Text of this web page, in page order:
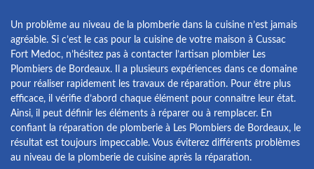
Un problème au niveau de la plomberie dans la cuisine n’est jamais
agréable. Si c’est le cas pour la cuisine de votre maison à Cussac
Fort Medoc, n’hésitez pas à contacter l’artisan plombier Les
Plombiers de Bordeaux. Il a plusieurs expériences dans ce domaine
pour réaliser rapidement les travaux de réparation. Pour être plus
efficace, il vérifie d’abord chaque élément pour connaitre leur état.
Ainsi, il peut définir les éléments à réparer ou à remplacer. En
confiant la réparation de plomberie à Les Plombiers de Bordeaux, le
résultat est toujours impeccable. Vous éviterez différents problèmes
au niveau de la plomberie de cuisine après la réparation.